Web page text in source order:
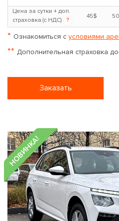
Цена за сутки + доп.
страховка (с НДС)
?
45$
* Ознакомиться с условиями
** Дополнительная страховка
Заказать
НОВИНКА!